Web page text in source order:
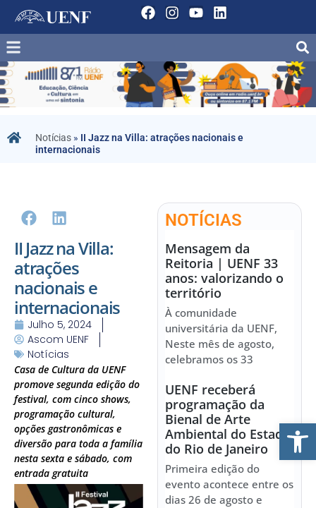
Notícias » II Jazz na Villa: atrações nacionais e
internacionais
II Jazz na Villa:
atrações
nacionais e
internacionais
Julho 5, 2024
Ascom UENF
Notícias
Casa de Cultura da UENF
promove segunda edição do
festival, com cinco shows,
programação cultural,
opções gastronômicas e
diversão para toda a família
nesta sexta e sábado, com
entrada gratuita
NOTÍCIAS
Mensagem da
Reitoria | UENF 33
anos: valorizando o
território
À comunidade
universitária da UENF,
Neste mês de agosto,
celebramos os 33
UENF receberá
programação da
Bienal de Arte
Ambiental do Estado
do Rio de Janeiro
Primeira edição do
evento acontece entre os
dias 26 de agosto e